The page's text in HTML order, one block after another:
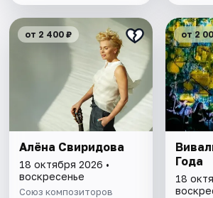
от 2 400 ₽
Алёна Свиридова
18 октября 2026 •
воскресенье
Союз композиторов
от 2
Года
18